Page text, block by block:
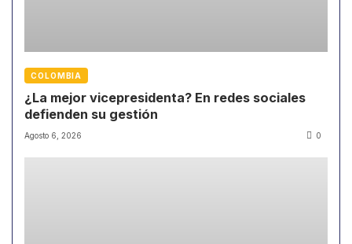
COLOMBIA
¿La mejor vicepresidenta? En redes sociales
defienden su gestión
Agosto 6, 2026 0